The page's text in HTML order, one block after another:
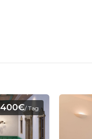
400€/ Tag